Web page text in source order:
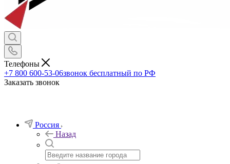
Телефоны
+7 800 600-53-06звонок бесплатный по РФ
Заказать звонок
Россия
Назад